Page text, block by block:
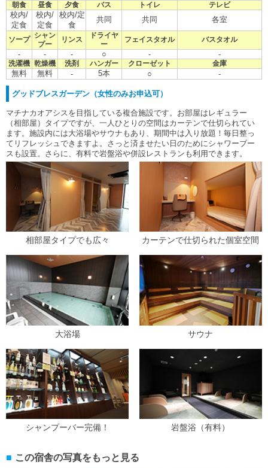
朝食 昼食 夕食 バス トイレ テレビ
校内/
定食
校内/
定食
校内/定
食
共同 共同 各室
ソープ
シャン
プー
リンス
ドライヤ
ー
フェイスタオル バスタオル
- - - ○ - -
洗濯機 乾燥機 洗剤 ハンガー クローゼット 金庫
無料 無料 - 5本 ○ -
グッドブレスガーデン（女性のみお申込可）
マチナカオアシスを目指している複合施設です。お部屋はレギュラー
（相部屋）タイプですが、一人ひとりの空間はカーテンで仕切られてい
ます。施設内には大浴場やサウナもあり、期間中は入り放題！毎日整っ
てリフレッシュできますよ。さっと済ませたい日のためにシャワーブー
スも設置。さらに、有料で岩盤浴や併設レストランも利用できます。
相部屋タイプでも広々 カーテンで仕切られた個室空間
大浴場 サウナ
シャンプーバー完備！ 岩盤浴（有料）
この宿舎の写真をもっと見る